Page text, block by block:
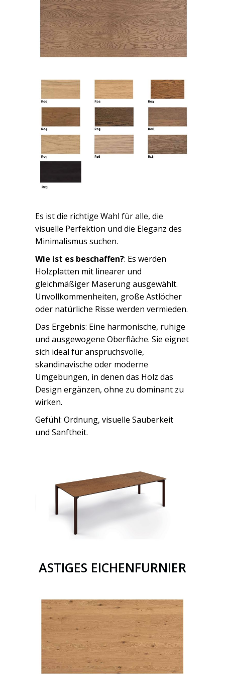
Es ist die richtige Wahl für alle, die
visuelle Perfektion und die Eleganz des
Minimalismus suchen.
Wie ist es beschaffen?: Es werden
Holzplatten mit linearer und
gleichmäßiger Maserung ausgewählt.
Unvollkommenheiten, große Astlöcher
oder natürliche Risse werden vermieden.
Das Ergebnis: Eine harmonische, ruhige
und ausgewogene Oberfläche. Sie eignet
sich ideal für anspruchsvolle,
skandinavische oder moderne
Umgebungen, in denen das Holz das
Design ergänzen, ohne zu dominant zu
wirken.
Gefühl: Ordnung, visuelle Sauberkeit
und Sanftheit.
ASTIGES EICHENFURNIER